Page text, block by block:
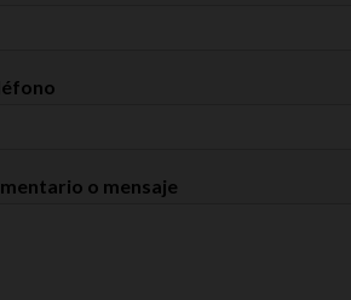
o mensaje